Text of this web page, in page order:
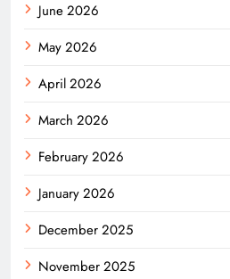
June 2026
May 2026
April 2026
March 2026
February 2026
January 2026
December 2025
November 2025